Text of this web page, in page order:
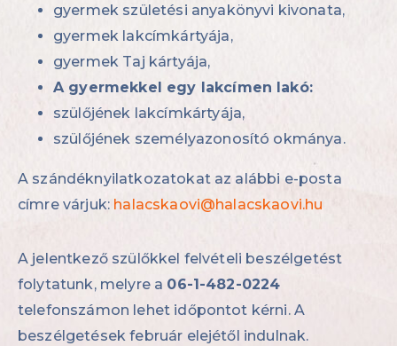
gyermek születési anyakönyvi kivonata,
gyermek lakcímkártyája,
gyermek Taj kártyája,
A gyermekkel egy lakcímen lakó:
szülőjének lakcímkártyája,
szülőjének személyazonosító okmánya.
A szándéknyilatkozatokat az alábbi e-posta
címre várjuk: halacskaovi@halacskaovi.hu
A jelentkező szülőkkel felvételi beszélgetést
folytatunk, melyre a 06-1-482-0224
telefonszámon lehet időpontot kérni. A
beszélgetések február elejétől indulnak.